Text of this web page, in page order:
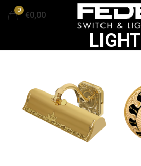
0
€0,00
LIGHT